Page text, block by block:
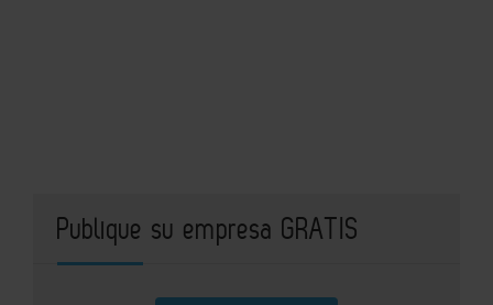
Publique su empresa GRATIS